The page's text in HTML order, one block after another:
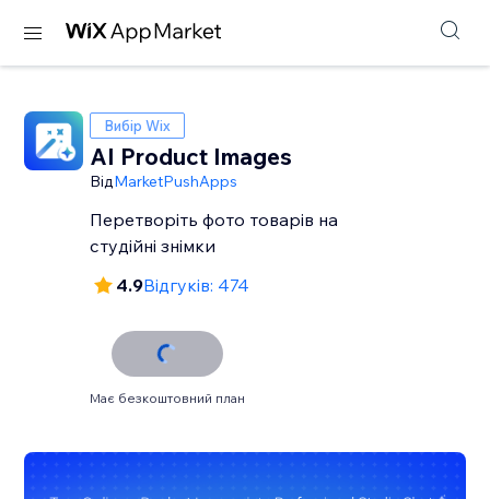
Вибір Wix
AI Product Images
ВідMarketPushApps
Перетворіть фото товарів на
студійні знімки
4.9Відгуків: 474
Має безкоштовний план